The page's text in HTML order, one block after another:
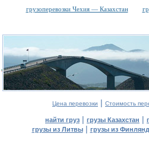
грузоперевозки Чехия — Казахстан
Цена перевозки | Стоимость
найти груз | грузы Казахстан |
грузы из Литвы| грузы из